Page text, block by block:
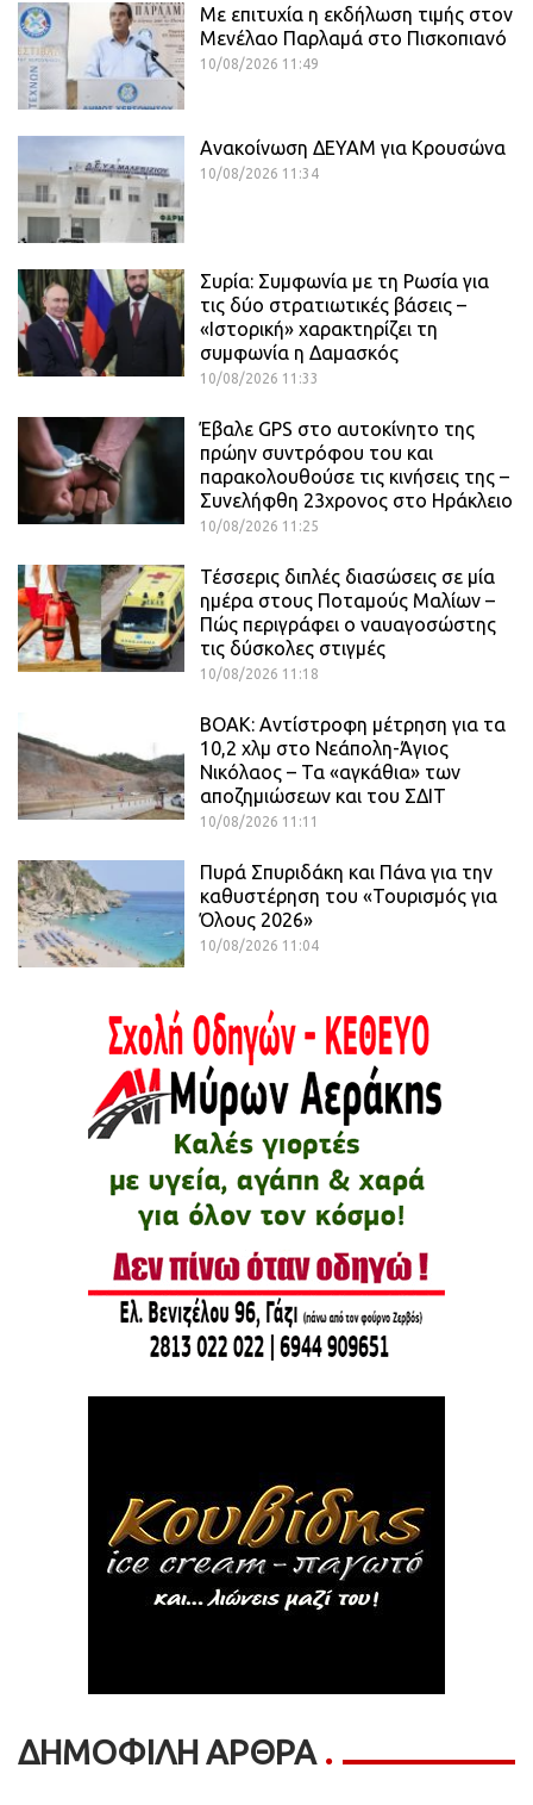
Με επιτυχία η εκδήλωση τιμής στον
Μενέλαο Παρλαμά στο Πισκοπιανό
10/08/2026 11:49
Ανακοίνωση ΔΕΥΑΜ για Κρουσώνα
10/08/2026 11:34
Συρία: Συμφωνία με τη Ρωσία για
τις δύο στρατιωτικές βάσεις –
«Ιστορική» χαρακτηρίζει τη
συμφωνία η Δαμασκός
10/08/2026 11:33
Έβαλε GPS στο αυτοκίνητο της
πρώην συντρόφου του και
παρακολουθούσε τις κινήσεις της –
Συνελήφθη 23χρονος στο Ηράκλειο
10/08/2026 11:25
Τέσσερις διπλές διασώσεις σε μία
ημέρα στους Ποταμούς Μαλίων –
Πώς περιγράφει ο ναυαγοσώστης
τις δύσκολες στιγμές
10/08/2026 11:18
ΒΟΑΚ: Αντίστροφη μέτρηση για τα
10,2 χλμ στο Νεάπολη-Άγιος
Νικόλαος – Τα «αγκάθια» των
αποζημιώσεων και του ΣΔΙΤ
10/08/2026 11:11
Πυρά Σπυριδάκη και Πάνα για την
καθυστέρηση του «Τουρισμός για
Όλους 2026»
10/08/2026 11:04
ΔΗΜΟΦΙΛΗ ΑΡΘΡΑ